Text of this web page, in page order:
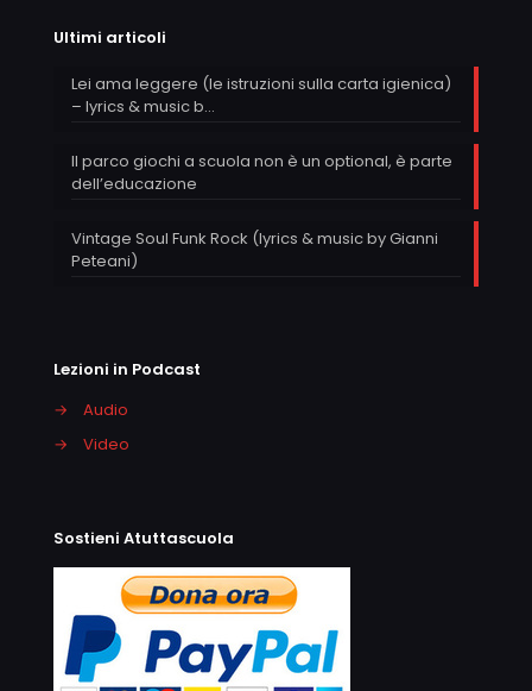
Ultimi articoli
Lei ama leggere (le istruzioni sulla carta igienica)
– lyrics & music b…
Il parco giochi a scuola non è un optional, è parte
dell’educazione
Vintage Soul Funk Rock (lyrics & music by Gianni
Peteani)
Lezioni in Podcast
→
Audio
→
Video
Sostieni Atuttascuola